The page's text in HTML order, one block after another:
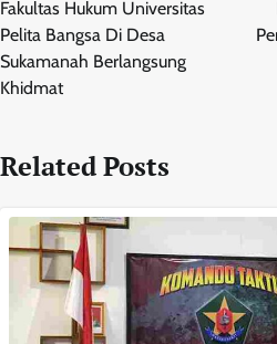
Fakultas Hukum Universitas
Pelita Bangsa Di Desa
Sukamanah Berlangsung
Khidmat
Related Posts